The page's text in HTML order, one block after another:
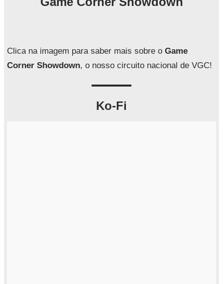
a
r
Clica na imagem para saber mais sobre o Game
Corner Showdown, o nosso circuito nacional de VGC!
Ko-Fi